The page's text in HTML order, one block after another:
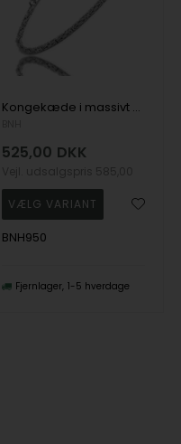
Kongekæde i massivt 925 sølv - armbånd og halskæde i flere bredder og længder
525,00 DKK
BNH950
Fjernlager 1-5 hverdage